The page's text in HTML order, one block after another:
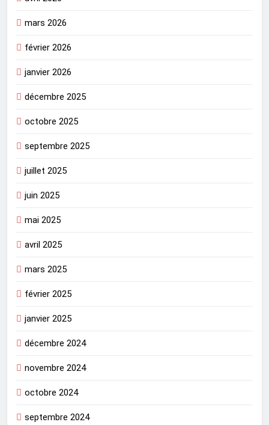
mars 2026
février 2026
janvier 2026
décembre 2025
octobre 2025
septembre 2025
juillet 2025
juin 2025
mai 2025
avril 2025
mars 2025
février 2025
janvier 2025
décembre 2024
novembre 2024
octobre 2024
septembre 2024